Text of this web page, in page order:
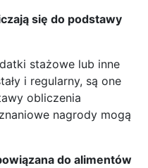
się do podstawy
stażowe lub inne
i regularny, są one
obliczenia
nagrody mogą
do alimentów